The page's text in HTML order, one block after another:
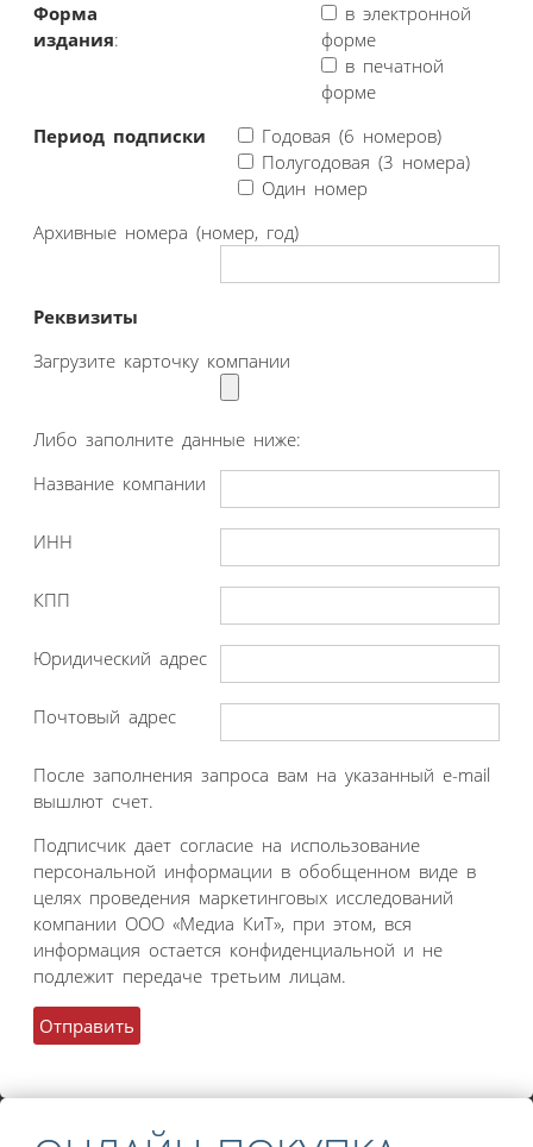
Форма
издания:
в электронной
форме
в печатной
форме
Период подписки
Годовая (6 номеров)
Полугодовая (3 номера)
Один номер
Архивные номера (номер, год)
Реквизиты
Загрузите карточку компании
Либо заполните данные ниже:
Название компании
ИНН
КПП
Юридический адрес
Почтовый адрес
После заполнения запроса вам на указанный e-mail
вышлют счет.
Подписчик дает согласие на использование
персональной информации в обобщенном виде в
целях проведения маркетинговых исследований
компании ООО «Медиа КиТ», при этом, вся
информация остается конфиденциальной и не
подлежит передаче третьим лицам.